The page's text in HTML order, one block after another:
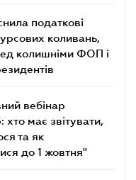
податкові
коливань,
колишніми ФОП і
вебінар
має звітувати,
та як
до 1 жовтня"